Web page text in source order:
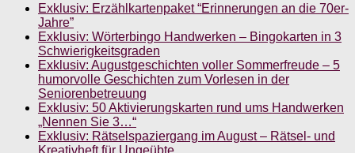
Exklusiv: Erzählkartenpaket “Erinnerungen an die 70er-
Jahre”
Exklusiv: Wörterbingo Handwerken – Bingokarten in 3
Schwierigkeitsgraden
Exklusiv: Augustgeschichten voller Sommerfreude – 5
humorvolle Geschichten zum Vorlesen in der
Seniorenbetreuung
Exklusiv: 50 Aktivierungskarten rund ums Handwerken
„Nennen Sie 3…“
Exklusiv: Rätselspaziergang im August – Rätsel- und
Kreativheft für Ungeübte